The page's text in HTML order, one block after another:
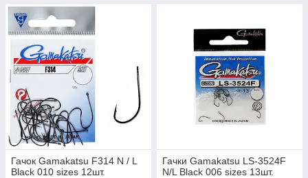
Гачок Gamakatsu F314 N / L
Black 010 sizes 12шт.
Гачки Gamakatsu LS-3524F
N/L Black 006 sizes 13шт.